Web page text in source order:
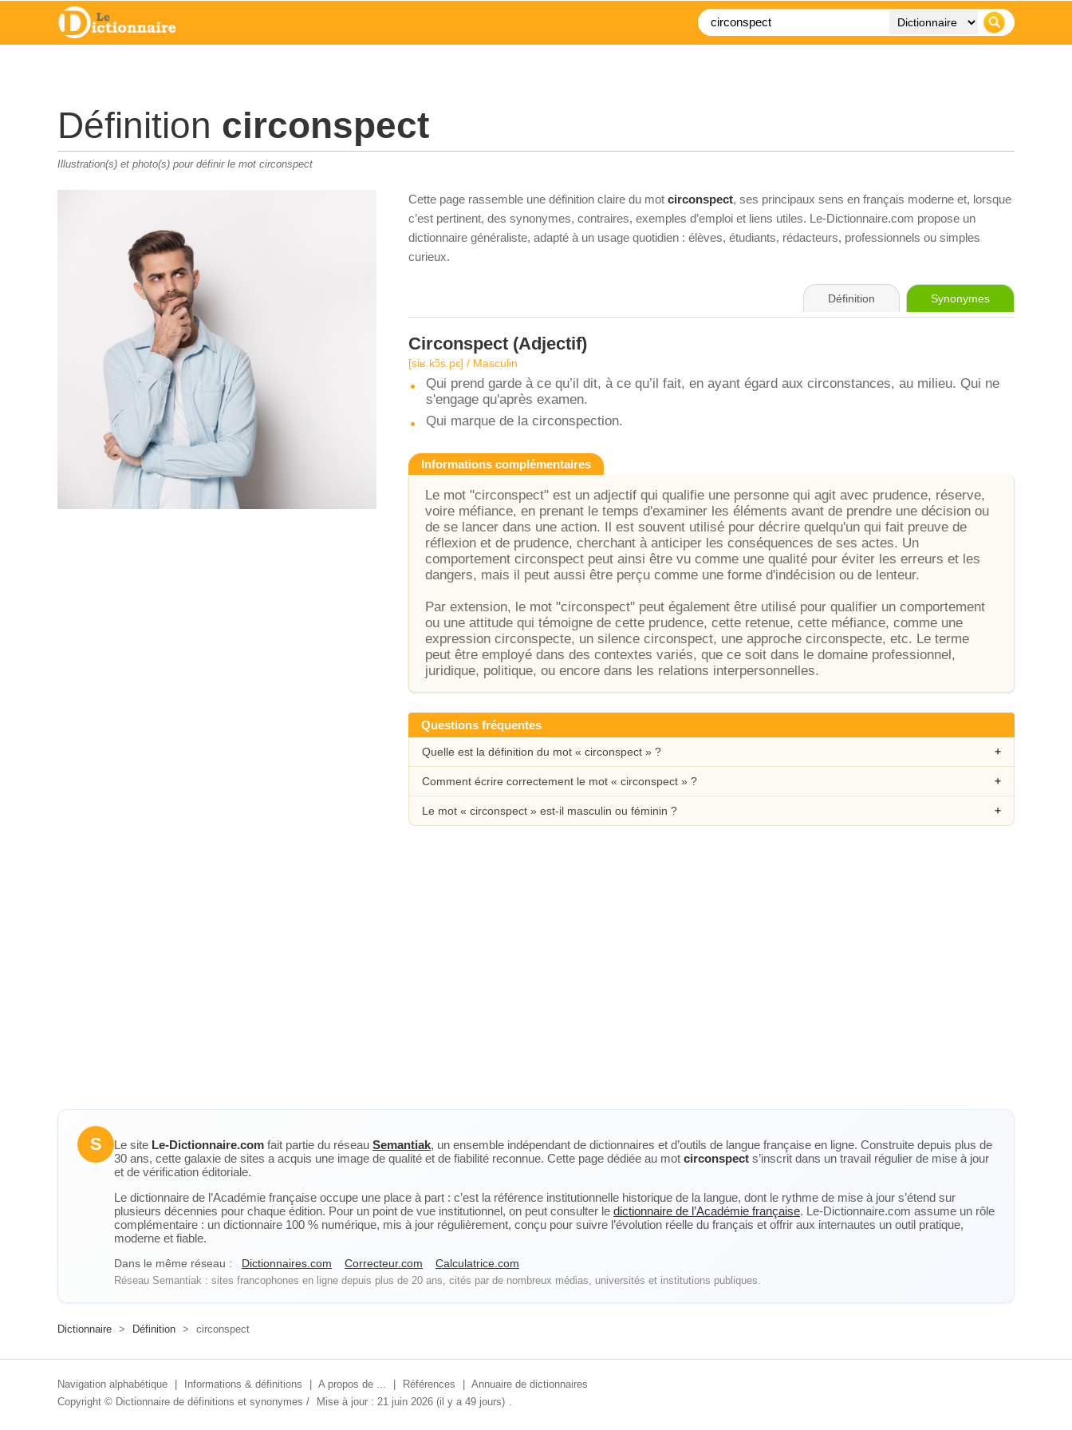
Définition circonspect
Illustration(s) et photo(s) pour définir le mot circonspect
Cette page rassemble une définition claire du mot circonspect, ses principaux sens en français moderne et, lorsque
c’est pertinent, des synonymes, contraires, exemples d’emploi et liens utiles. Le-Dictionnaire.com propose un
dictionnaire généraliste, adapté à un usage quotidien : élèves, étudiants, rédacteurs, professionnels ou simples
curieux.
Définition Synonymes
Circonspect (Adjectif)
[siʁ.kɔ̃s.pɛ] / Masculin
Qui prend garde à ce qu’il dit, à ce qu’il fait, en ayant égard aux circonstances, au milieu. Qui ne
s'engage qu'après examen.
Qui marque de la circonspection.
Informations complémentaires
Le mot "circonspect" est un adjectif qui qualifie une personne qui agit avec prudence, réserve,
voire méfiance, en prenant le temps d'examiner les éléments avant de prendre une décision ou
de se lancer dans une action. Il est souvent utilisé pour décrire quelqu'un qui fait preuve de
réflexion et de prudence, cherchant à anticiper les conséquences de ses actes. Un
comportement circonspect peut ainsi être vu comme une qualité pour éviter les erreurs et les
dangers, mais il peut aussi être perçu comme une forme d'indécision ou de lenteur.
Par extension, le mot "circonspect" peut également être utilisé pour qualifier un comportement
ou une attitude qui témoigne de cette prudence, cette retenue, cette méfiance, comme une
expression circonspecte, un silence circonspect, une approche circonspecte, etc. Le terme
peut être employé dans des contextes variés, que ce soit dans le domaine professionnel,
juridique, politique, ou encore dans les relations interpersonnelles.
Questions fréquentes
Quelle est la définition du mot « circonspect » ?
Comment écrire correctement le mot « circonspect » ?
Le mot « circonspect » est-il masculin ou féminin ?
S Le site Le-Dictionnaire.com fait partie du réseau Semantiak, un ensemble indépendant de dictionnaires et d’outils de langue française en ligne. Construite depuis plus de
30 ans, cette galaxie de sites a acquis une image de qualité et de fiabilité reconnue. Cette page dédiée au mot circonspect s’inscrit dans un travail régulier de mise à jour
et de vérification éditoriale.
Le dictionnaire de l’Académie française occupe une place à part : c’est la référence institutionnelle historique de la langue, dont le rythme de mise à jour s’étend sur
plusieurs décennies pour chaque édition. Pour un point de vue institutionnel, on peut consulter le dictionnaire de l’Académie française. Le-Dictionnaire.com assume un rôle
complémentaire : un dictionnaire 100 % numérique, mis à jour régulièrement, conçu pour suivre l’évolution réelle du français et offrir aux internautes un outil pratique,
moderne et fiable.
Dans le même réseau : Dictionnaires.com Correcteur.com Calculatrice.com
Réseau Semantiak : sites francophones en ligne depuis plus de 20 ans, cités par de nombreux médias, universités et institutions publiques.
Dictionnaire > Définition > circonspect
Navigation alphabétique Informations & définitions A propos de ... Références
Annuaire de dictionnaires
Copyright © Dictionnaire de définitions et synonymes / Mise à jour : 21 juin 2026 (il y a 49 jours) .